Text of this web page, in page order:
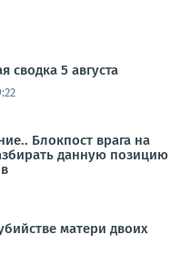
сводка 5 августа
Блокпост врага на
данную позицию
матери двоих